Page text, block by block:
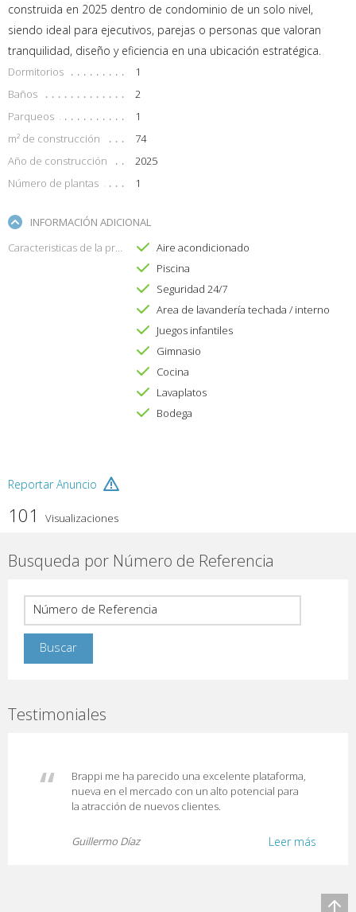
construida en 2025 dentro de condominio de un solo nivel,
siendo ideal para ejecutivos, parejas o personas que valoran
tranquilidad, diseño y eficiencia en una ubicación estratégica.
Dormitorios
1
Baños
2
Parqueos
1
m² de construcción
74
Año de construcción
2025
Número de plantas
1
INFORMACIÓN ADICIONAL
Caracteristicas de la propiedad
Aire acondicionado
Piscina
Seguridad 24/7
Area de lavandería techada / interno
Juegos infantiles
Gimnasio
Cocina
Lavaplatos
Bodega
Reportar Anuncio
101 Visualizaciones
Busqueda por Número de Referencia
Testimoniales
Brappi me ha parecido una excelente plataforma,
nueva en el mercado con un alto potencial para
la atracción de nuevos clientes.
Leer más
Guillermo Díaz